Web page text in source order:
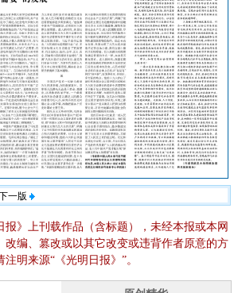
一版
报》上刊载作品（含标题），未经本报或本网
改编、篡改或以其它改变或违背作者原意的方
明来源“《光明日报》”。